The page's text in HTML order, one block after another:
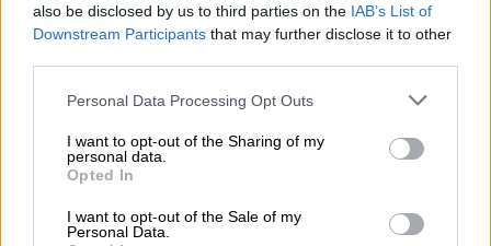
also be disclosed by us to third parties on the IAB’s List of
Downstream Participants that may further disclose it to other
Please note that this website/app uses one or more Google
not limited to your visit or usage behaviour. You may click to
grant or deny consent to Google and its third-party tags to
use your data for below specified purposes in below Google
consent section.
Personal Data Processing Opt Outs
I want to opt-out of the Sharing of my
personal data.
Opted In
I want to opt-out of the Sale of my
Personal Data.
Χιλή. Πρόκειται για ένα από τα κοντινότερα
συστήματα πολλών πλανητών που έχουν
βρεθεί μέχρι σήμερα. Η εγγύτητα των
εξωπλανητών του τους καθιστά κατ' εξοχήν
υποψήφιους στόχους για μελέτη από το
μελλοντικό μεγάλο αμερικανικό διαστημικό
Hubble.